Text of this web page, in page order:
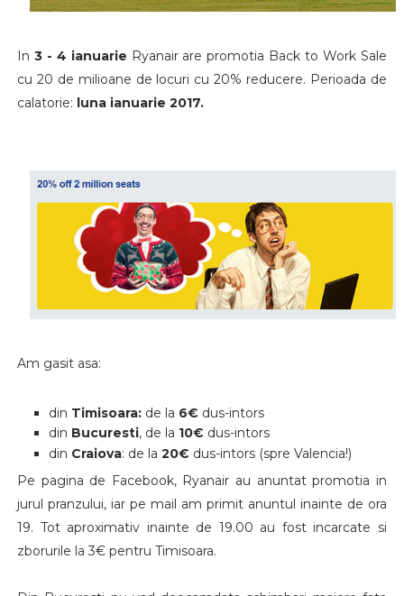
In 3 - 4 ianuarie Ryanair are promotia Back to Work Sale
cu 20 de milioane de locuri cu 20% reducere. Perioada de
calatorie: luna ianuarie 2017.
Am gasit asa:
din Timisoara:de la 6€ dus-intors
din Bucuresti, de la 10€ dus-intors
din Craiova: de la 20€ dus-intors (spre Valencia!)
Pe pagina de Facebook, Ryanair au anuntat promotia in
jurul pranzului, iar pe mail am primit anuntul inainte de ora
19. Tot aproximativ inainte de 19.00 au fost incarcate si
zborurile la 3€ pentru Timisoara.